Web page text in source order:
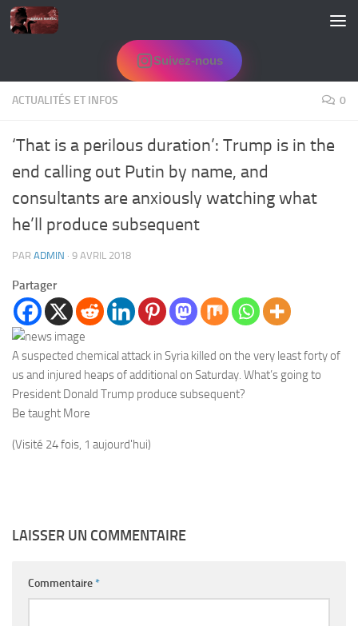
Skip to content
Suivez-nous
ACTUALITÉS ET INFOS 0
‘That is a perilous duration’: Trump is in the
end calling out Putin by name, and
consultants are anxiously watching what
he’ll produce subsequent
PAR ADMIN · 9 AVRIL 2018
Partager
A suspected chemical attack in Syria killed on the very least forty of
us and injured heaps of additional on Saturday. What’s going to
President Donald Trump produce subsequent?
Be taught More
(Visité 24 fois, 1 aujourd'hui)
LAISSER UN COMMENTAIRE
Commentaire*